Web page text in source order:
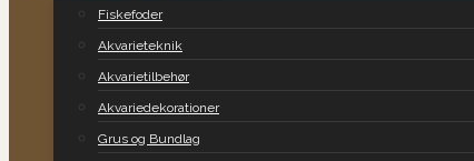
Fiskefoder
Akvarieteknik
Akvarietilbehør
Akvariedekorationer
Grus og Bundlag